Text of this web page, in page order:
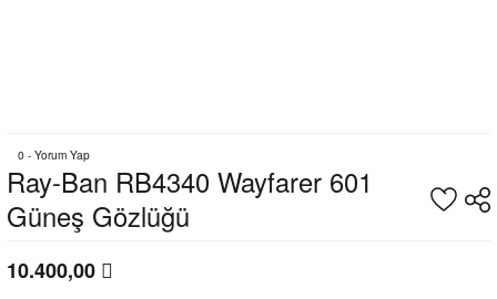
0 - Yorum Yap
Ray-Ban RB4340 Wayfarer 601
Güneş Gözlüğü
10.400,00